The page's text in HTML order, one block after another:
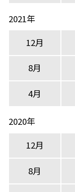
2021年
12月
8月
4月
2020年
12月
8月